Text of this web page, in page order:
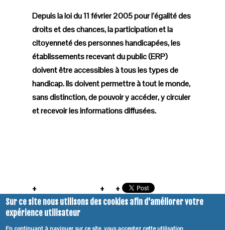
Depuis la loi du 11 février 2005 pour l’égalité des
droits et des chances, la participation et la
citoyenneté des personnes handicapées, les
établissements recevant du public (ERP)
doivent être accessibles à tous les types de
handicap. Ils doivent permettre à tout le monde,
sans distinction, de pouvoir y accéder, y circuler
et recevoir les informations diffusées.
Sur ce site nous utilisons des cookies afin d'améliorer votre
expérience utilisateur